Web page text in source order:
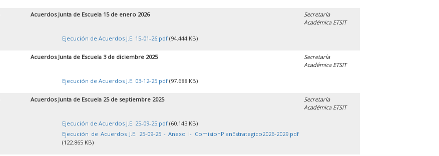
Acuerdos Junta de Escuela 15 de enero 2026
Ejecución de Acuerdos J.E. 15-01-26.pdf(94.444 KB)
Secretaría
Académica ETSIT
Acuerdos Junta de Escuela 3 de diciembre 2025
Ejecución de Acuerdos J.E. 03-12-25.pdf(97.688 KB)
Secretaría
Académica ETSIT
Acuerdos Junta de Escuela 25 de septiembre 2025
Ejecución de Acuerdos J.E. 25-09-25.pdf(60.143 KB)
Ejecución de Acuerdos J.E. 25-09-25 - Anexo I- ComisionPlanEstrategico2026-2029.pdf
(122.865 KB)
Secretaría
Académica ETSIT